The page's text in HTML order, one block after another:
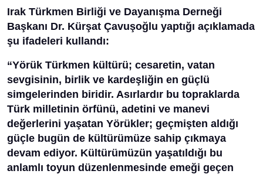
Irak Türkmen Birliği ve Dayanışma Derneği
Başkanı Dr. Kürşat Çavuşoğlu yaptığı açıklamada
şu ifadeleri kullandı:
“Yörük Türkmen kültürü; cesaretin, vatan
sevgisinin, birlik ve kardeşliğin en güçlü
simgelerinden biridir. Asırlardır bu topraklarda
Türk milletinin örfünü, adetini ve manevi
değerlerini yaşatan Yörükler; geçmişten aldığı
güçle bugün de kültürümüze sahip çıkmaya
devam ediyor. Kültürümüzün yaşatıldığı bu
anlamlı toyun düzenlenmesinde emeği geçen